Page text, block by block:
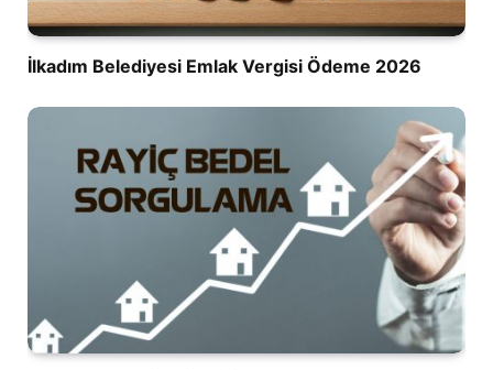
İlkadım Belediyesi Emlak Vergisi Ödeme 2026